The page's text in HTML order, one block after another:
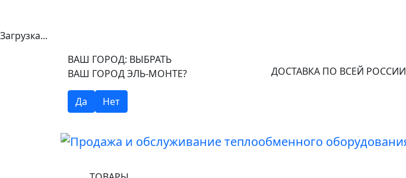
Загрузка...
ВАШ ГОРОД: ВЫБРАТЬ
ВАШ ГОРОД ЭЛЬ-МОНТЕ?
Да Нет
ДОСТАВКА ПО ВСЕЙ РОССИИ